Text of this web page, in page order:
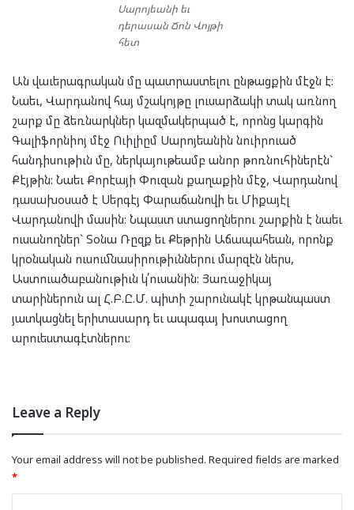
Սարոյեանի եւ
դերասան Ճոն Վոյթի
հետ
Ան վաւերագրական մը պատրաստելու ընթացքին մէջն է:
Նաեւ, Վարդանով հայ մշակոյթը լուսարձակի տակ առնող
շարք մը ձեռնարկներ կազմակերպած է, որոնց կարգին
Գալիֆորնիոյ մէջ Ուիլիըմ Սարոյեանին նուիրուած
հանդիսութիւն մը, ներկայութեամբ անոր թոռնուհիներէն`
Քէյթին: Նաեւ Քորէայի Փուզան քաղաքին մէջ, Վարդանով
դասախօսած է Սերգէյ Փարաճանովի եւ Միքայէլ
Վարդանովի մասին: Նպաստ ստացողներու շարքին է նաեւ
ուսանողներ` Տօնա Ռըզք եւ Քեթրին Աճապահեան, որոնք
կրօնական ուսումնասիրութիւններու մարզէն ներս,
Աստուածաբանութիւն կ՛ուսանին: Յառաջիկայ
տարիներուն ալ Հ.Բ.Ը.Մ. պիտի շարունակէ կրթանպաստ
յատկացնել երիտասարդ եւ ապագայ խոստացող
արուեստագէտներու:
Leave a Reply
Your email address will not be published. Required fields are marked
*